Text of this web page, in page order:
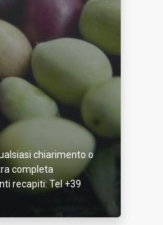
chiarimento o
completa
recapiti: Tel +39